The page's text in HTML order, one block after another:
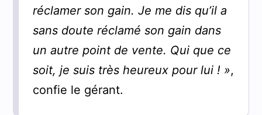
réclamer son gain. Je me dis qu’il a
sans doute réclamé son gain dans
un autre point de vente. Qui que ce
soit, je suis très heureux pour lui ! »,
confie le gérant.